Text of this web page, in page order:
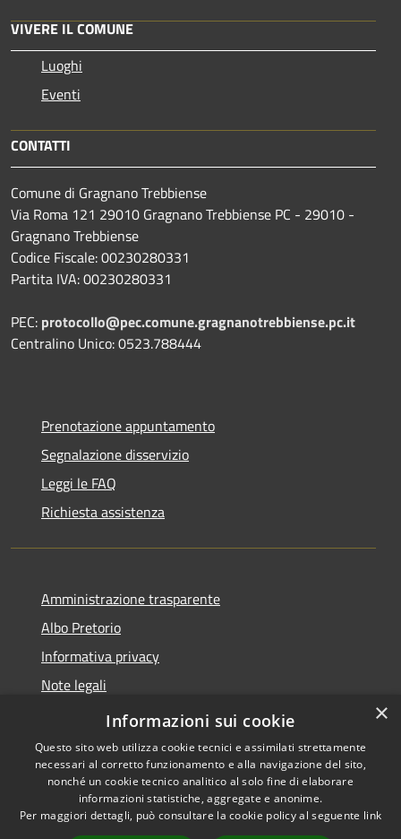
VIVERE IL COMUNE
Luoghi
Eventi
CONTATTI
Comune di Gragnano Trebbiense
Via Roma 121 29010 Gragnano Trebbiense PC - 29010 -
Gragnano Trebbiense
Codice Fiscale: 00230280331
Partita IVA: 00230280331
PEC: protocollo@pec.comune.gragnanotrebbiense.pc.it
Centralino Unico: 0523.788444
Prenotazione appuntamento
Segnalazione disservizio
Leggi le FAQ
Richiesta assistenza
Amministrazione trasparente
Albo Pretorio
Informativa privacy
Note legali
Dichiarazione di accessibilità
Accessibilità
Copyright © 2026 • Comune di
Gragnano Trebbiense (PC) •
×
Informazioni sui cookie
Questo sito web utilizza cookie tecnici e assimilati strettamente
necessari al corretto funzionamento e alla navigazione del sito,
nonché un cookie tecnico analitico al solo fine di elaborare
informazioni statistiche, aggregate e anonime.
Per maggiori dettagli, può consultare la cookie policy al seguente link